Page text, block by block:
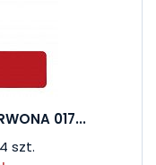
017...
szt.